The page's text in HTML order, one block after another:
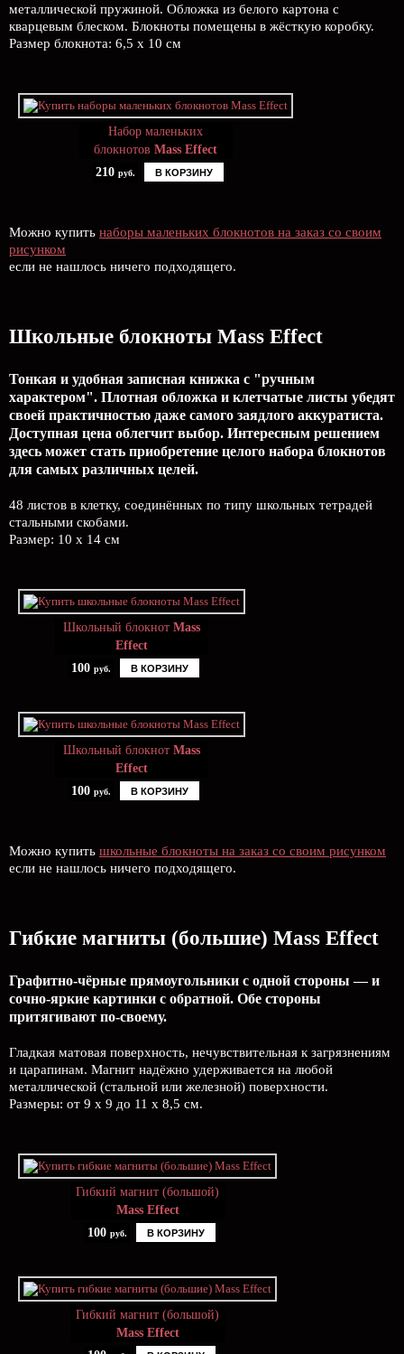
металлической пружиной. Обложка из белого картона с
кварцевым блеском. Блокноты помещены в жёсткую коробку.
Размер блокнота: 6,5 х 10 см
Набор маленьких
блокнотов Mass Effect
210 руб. В КОРЗИНУ
Можно купить наборы маленьких блокнотов на заказ со своим
рисунком
если не нашлось ничего подходящего.
Школьные блокноты Mass Effect
Тонкая и удобная записная книжка с "ручным
характером". Плотная обложка и клетчатые листы убедят
своей практичностью даже самого заядлого аккуратиста.
Доступная цена облегчит выбор. Интересным решением
здесь может стать приобретение целого набора блокнотов
для самых различных целей.
48 листов в клетку, соединённых по типу школьных тетрадей
стальными скобами.
Размер: 10 x 14 см
Школьный блокнот Mass
Effect
100 руб. В КОРЗИНУ
Школьный блокнот Mass
Effect
100 руб. В КОРЗИНУ
Можно купить школьные блокноты на заказ со своим рисунком
если не нашлось ничего подходящего.
Гибкие магниты (большие) Mass Effect
Графитно-чёрные прямоугольники с одной стороны — и
сочно-яркие картинки с обратной. Обе стороны
притягивают по-своему.
Гладкая матовая поверхность, нечувствительная к загрязнениям
и царапинам. Магнит надёжно удерживается на любой
металлической (стальной или железной) поверхности.
Размеры: от 9 х 9 до 11 х 8,5 см.
Гибкий магнит (большой)
Mass Effect
100 руб. В КОРЗИНУ
Гибкий магнит (большой)
Mass Effect